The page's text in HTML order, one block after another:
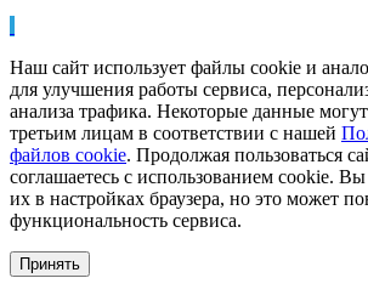
Наш сайт использует файлы cookie и
для улучшения работы сервиса,
анализа трафика. Некоторые данные могут
третьим лицам в соответствии с нашей
файлов cookie. Продолжая пользоваться
соглашаетесь с использованием cookie.
их в настройках браузера, но это может
функциональность сервиса.
Принять